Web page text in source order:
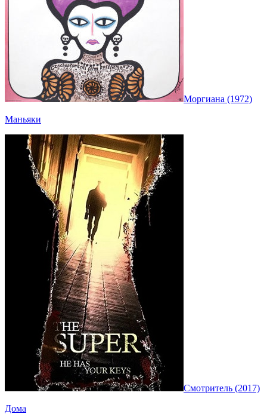
Моргиана (1972)
Маньяки
Смотритель (2017)
Дома